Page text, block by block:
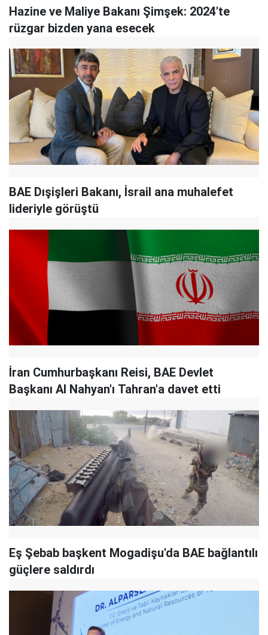
Hazine ve Maliye Bakanı Şimşek: 2024'te
rüzgar bizden yana esecek
BAE Dışişleri Bakanı, İsrail ana muhalefet
lideriyle görüştü
İran Cumhurbaşkanı Reisi, BAE Devlet
Başkanı Al Nahyan'ı Tahran'a davet etti
Eş Şebab başkent Mogadişu'da BAE bağlantılı
güçlere saldırdı